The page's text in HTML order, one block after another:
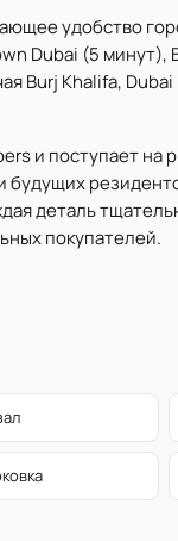
удобство
Dubai (5
Burj Khalifa, Dubai
и поступает на
будущих
деталь
покупателей.